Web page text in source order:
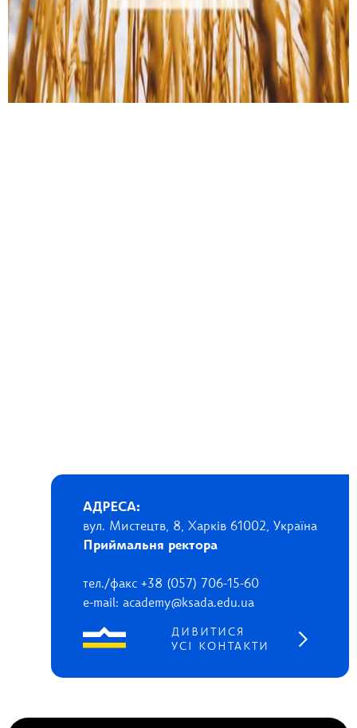
АДРЕСА:
вул. Мистецтв, 8, Харків 61002, Україна
Приймальня ректора
тел./факс +38 (057) 706-15-60
e-mail: academy@ksada.edu.ua
ДИВИТИСЯ
УСІ КОНТАКТИ